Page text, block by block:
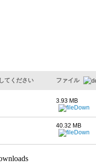
てください ファイル
3.93 MB
40.32 MB